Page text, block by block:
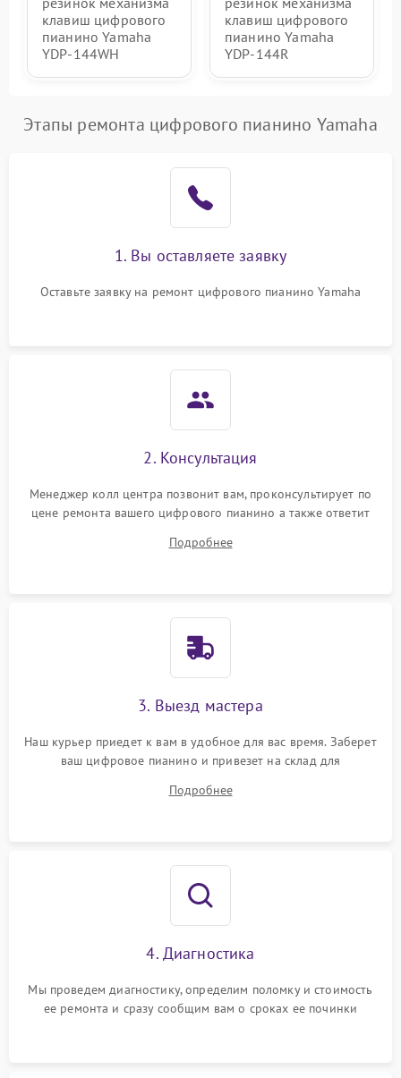
клавиш цифрового
пианино Yamaha
YDP-144WH
клавиш цифрового
пианино Yamaha
YDP-144R
Этапы ремонта цифрового пианино Yamaha
1. Вы оставляете заявку
Оставьте заявку на ремонт цифрового пианино Yamaha
2. Консультация
Менеджер колл центра позвонит вам, проконсультирует по
цене ремонта вашего цифрового пианино а также ответит
Подробнее
3. Выезд мастера
Наш курьер приедет к вам в удобное для вас время. Заберет
ваш цифровое пианино и привезет на склад для
Подробнее
4. Диагностика
Мы проведем диагностику, определим поломку и стоимость
ее ремонта и сразу сообщим вам о сроках ее починки